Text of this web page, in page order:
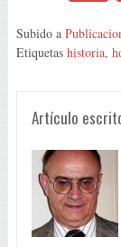
Subido a
Etiquetas historia,
Artículo